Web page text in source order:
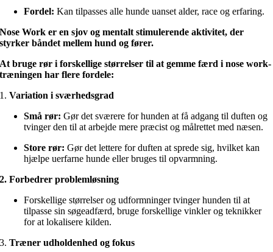
Fordel: Kan tilpasses alle hunde uanset alder, race og erfaring.
Nose Work er en sjov og mentalt stimulerende aktivitet, der
styrker båndet mellem hund og fører.
At bruge rør i forskellige størrelser til at gemme færd i nose work-
træningen har flere fordele:
1.Variation i sværhedsgrad
Små rør: Gør det sværere for hunden at få adgang til duften og
tvinger den til at arbejde mere præcist og målrettet med næsen.
Store rør: Gør det lettere for duften at sprede sig, hvilket kan
hjælpe uerfarne hunde eller bruges til opvarmning.
2. Forbedrer problemløsning
Forskellige størrelser og udformninger tvinger hunden til at
tilpasse sin søgeadfærd, bruge forskellige vinkler og teknikker
for at lokalisere kilden.
3.Træner udholdenhed og fokus